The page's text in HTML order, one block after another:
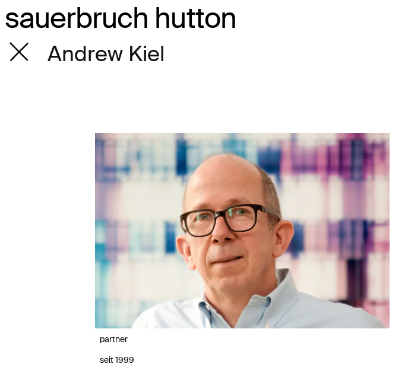
sauerbruch hutton
Andrew Kiel
partner
seit 1999